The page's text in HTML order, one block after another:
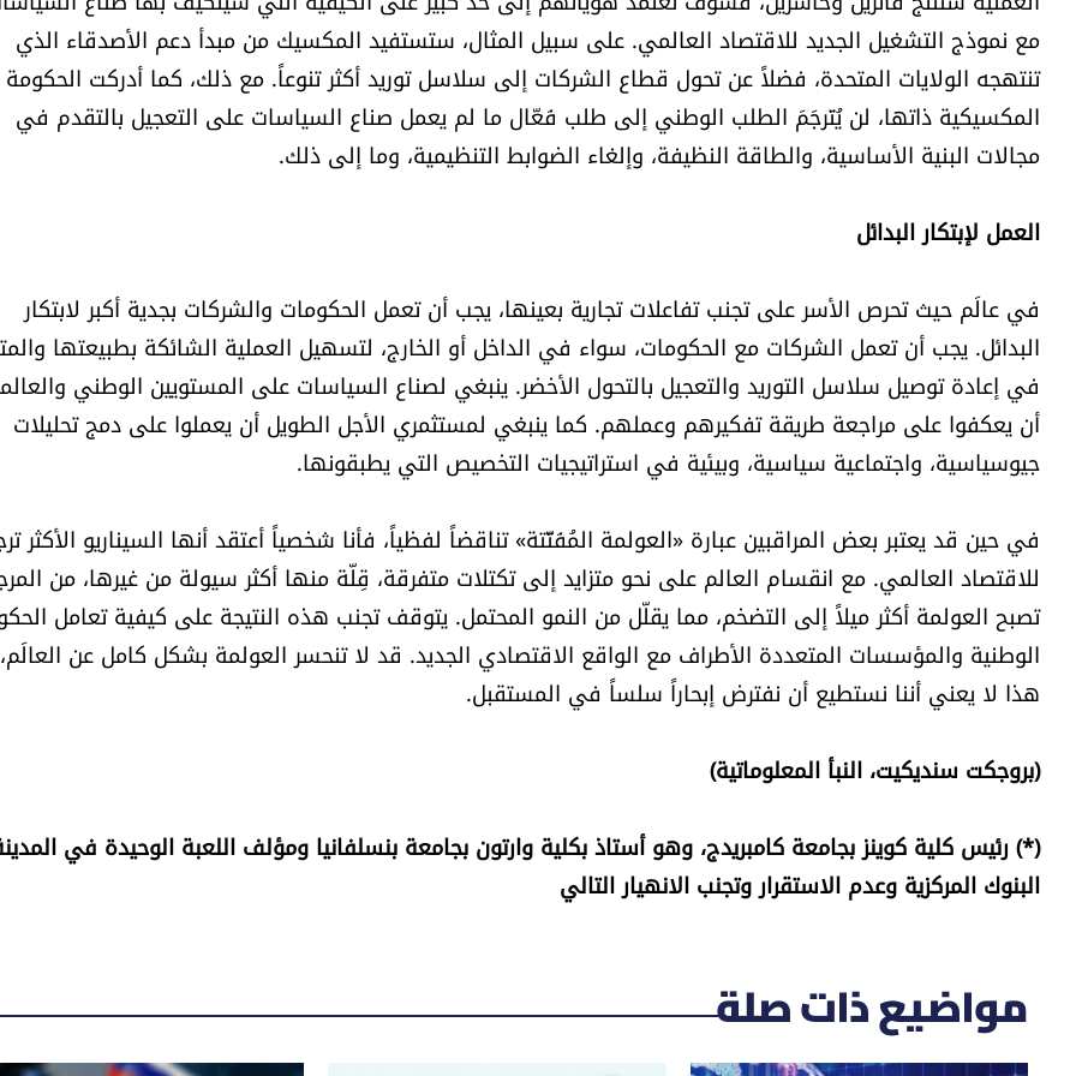
مع نموذج التشغيل الجديد للاقتصاد العالمي. على سبيل المثال، ستستفيد المكسيك من مبدأ دعم الأصدقاء الذي
تنتهجه الولايات المتحدة، فضلاً عن تحول قطاع الشركات إلى سلاسل توريد أكثر تنوعاً. مع ذلك، كما أدركت الحكومة
المكسيكية ذاتها، لن يُتَرجَمَ الطلب الوطني إلى طلب فَعّال ما لم يعمل صناع السياسات على التعجيل بالتقدم في
مجالات البنية الأساسية، والطاقة النظيفة، وإلغاء الضوابط التنظيمية، وما إلى ذلك.
العمل لإبتكار البدائل
في عالَم حيث تحرص الأسر على تجنب تفاعلات تجارية بعينها، يجب أن تعمل الحكومات والشركات بجدية أكبر لابتكار
البدائل. يجب أن تعمل الشركات مع الحكومات، سواء في الداخل أو الخارج، لتسهيل العملية الشائكة بطبيعتها
في إعادة توصيل سلاسل التوريد والتعجيل بالتحول الأخضر. ينبغي لصناع السياسات على المستويين الوطني
أن يعكفوا على مراجعة طريقة تفكيرهم وعملهم. كما ينبغي لمستثمري الأجل الطويل أن يعملوا على دمج تحليلات
جيوسياسية، واجتماعية سياسية، وبيئية في استراتيجيات التخصيص التي يطبقونها.
في حين قد يعتبر بعض المراقبين عبارة «العولمة المُفَتَّتة» تناقضاً لفظياً، فأنا شخصياً أعتقد أنها السيناريو الأكثر
للاقتصاد العالمي. مع انقسام العالم على نحو متزايد إلى تكتلات متفرقة، قِلّة منها أكثر سيولة من غيرها، من
تصبح العولمة أكثر ميلاً إلى التضخم، مما يقلّل من النمو المحتمل. يتوقف تجنب هذه النتيجة على كيفية تعامل
الوطنية والمؤسسات المتعددة الأطراف مع الواقع الاقتصادي الجديد. قد لا تنحسر العولمة بشكل كامل عن
هذا لا يعني أننا نستطيع أن نفترض إبحاراً سلساً في المستقبل.
(بروجكت سنديكيت، النبأ المعلوماتية)
(*) رئيس كلية كوينز بجامعة كامبريدج، وهو أستاذ بكلية وارتون بجامعة بنسلفانيا ومؤلف اللعبة الوحيدة في
البنوك المركزية وعدم الاستقرار وتجنب الانهيار التالي
مواضيع ذات صلة